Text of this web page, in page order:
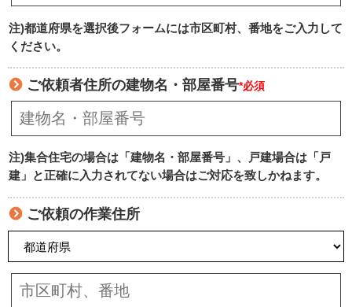
注)都道府県を選択後フォームには市区町村、番地をご入力して
ください。
ご依頼者住所の建物名・部屋番号*必須
注)集合住宅の場合は「建物名・部屋番号」、戸建場合は「戸
建」と正確に入力されてない場合はご対応を致しかねます。
ご依頼の作業住所